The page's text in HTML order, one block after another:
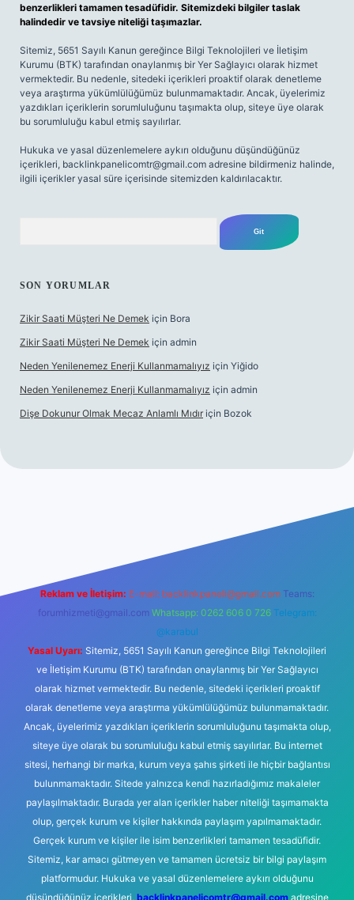
benzerlikleri tamamen tesadüfidir. Sitemizdeki bilgiler taslak
halindedir ve tavsiye niteliği taşımazlar.
Sitemiz, 5651 Sayılı Kanun gereğince Bilgi Teknolojileri ve İletişim
Kurumu (BTK) tarafından onaylanmış bir Yer Sağlayıcı olarak hizmet
vermektedir. Bu nedenle, sitedeki içerikleri proaktif olarak denetleme
veya araştırma yükümlülüğümüz bulunmamaktadır. Ancak, üyelerimiz
yazdıkları içeriklerin sorumluluğunu taşımakta olup, siteye üye olarak
bu sorumluluğu kabul etmiş sayılırlar.
Hukuka ve yasal düzenlemelere aykırı olduğunu düşündüğünüz
içerikleri, backlinkpanelicomtr@gmail.com adresine bildirmeniz halinde,
ilgili içerikler yasal süre içerisinde sitemizden kaldırılacaktır.
SON YORUMLAR
Zikir Saati Müşteri Ne Demek için Bora
Zikir Saati Müşteri Ne Demek için admin
Neden Yenilenemez Enerji Kullanmamalıyız için Yiğido
Neden Yenilenemez Enerji Kullanmamalıyız için admin
Dişe Dokunur Olmak Mecaz Anlamlı Mıdır için Bozok
Reklam ve İletişim: E-mail: backlinkpaneli@gmail.com Teams:
forumhizmeti@gmail.com Whatsapp: 0262 606 0 726 Telegram:
@karabul
Yasal Uyarı: Sitemiz, 5651 Sayılı Kanun gereğince Bilgi Teknolojileri
ve İletişim Kurumu (BTK) tarafından onaylanmış bir Yer Sağlayıcı
olarak hizmet vermektedir. Bu nedenle, sitedeki içerikleri proaktif
olarak denetleme veya araştırma yükümlülüğümüz bulunmamaktadır.
Ancak, üyelerimiz yazdıkları içeriklerin sorumluluğunu taşımakta olup,
siteye üye olarak bu sorumluluğu kabul etmiş sayılırlar. Bu internet
sitesi, herhangi bir marka, kurum veya şahıs şirketi ile hiçbir bağlantısı
bulunmamaktadır. Sitede yalnızca kendi hazırladığımız makaleler
paylaşılmaktadır. Burada yer alan içerikler haber niteliği taşımamakta
olup, gerçek kurum ve kişiler hakkında paylaşım yapılmamaktadır.
Gerçek kurum ve kişiler ile isim benzerlikleri tamamen tesadüfidir.
Sitemiz, kar amacı gütmeyen ve tamamen ücretsiz bir bilgi paylaşım
platformudur. Hukuka ve yasal düzenlemelere aykırı olduğunu
düşündüğünüz içerikleri, backlinkpanelicomtr@gmail.comadresine